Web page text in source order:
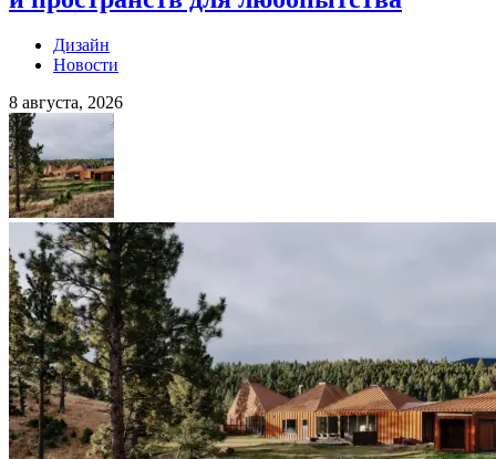
Дизайн
Новости
8 августа, 2026